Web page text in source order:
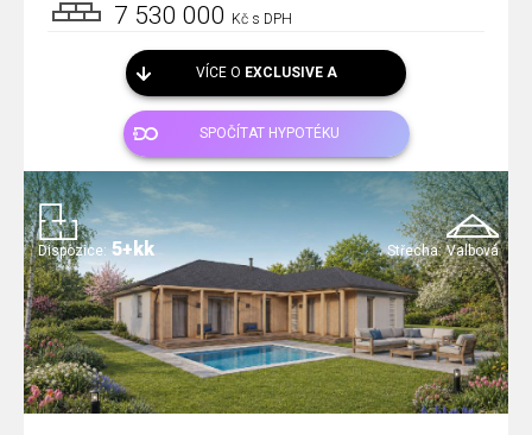
7 530 000 Kč s DPH
VÍCE O EXCLUSIVE A
SPOČÍTAT HYPOTÉKU
Střecha: Valbová
Dispozice: 5+kk